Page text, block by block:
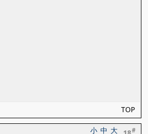
TOP
#
大
中
小